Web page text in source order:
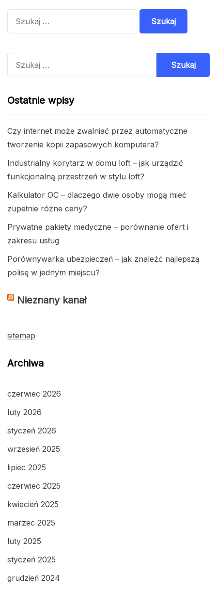
Ostatnie wpisy
Czy internet może zwalniać przez automatyczne
tworzenie kopii zapasowych komputera?
Industrialny korytarz w domu loft – jak urządzić
funkcjonalną przestrzeń w stylu loft?
Kalkulator OC – dlaczego dwie osoby mogą mieć
zupełnie różne ceny?
Prywatne pakiety medyczne – porównanie ofert i
zakresu usług
Porównywarka ubezpieczeń – jak znaleźć najlepszą
polisę w jednym miejscu?
Nieznany kanał
sitemap
Archiwa
czerwiec 2026
luty 2026
styczeń 2026
wrzesień 2025
lipiec 2025
czerwiec 2025
kwiecień 2025
marzec 2025
luty 2025
styczeń 2025
grudzień 2024